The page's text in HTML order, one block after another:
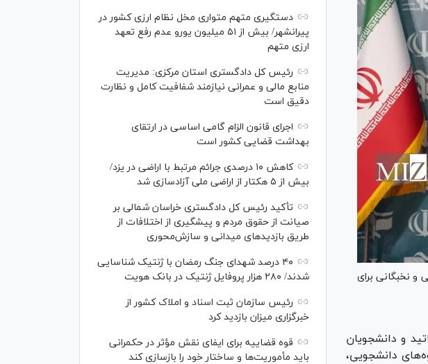
و نخبگانی برای
و دانشجویان
دانشجویی،
دستگیری متهم متواری مخل نظام ارزی کشور در
پیرانشهر/ بیش از ۵۱ میلیون یورو عدم رفع تعهد
ارزی متهم
رئیس کل دادگستری استان مرکزی: مدیریت
منابع مالی و عمرانی نیازمند شفافیت کامل و نظارت
دقیق است
اجرای قانون الزام گامی اساسی در ارتقای
بهداشت قضایی کشور است
کاهش ۱۰ درصدی جرائم مرتبط با اراضی در یزد/
بیش از ۵ هکتار از اراضی ملی آزادسازی شد
تأکید رئیس کل دادگستری خراسان شمالی بر
صیانت از حقوق مردم و پیشگیری از اختلافات از
طریق بازدید‌های میدانی و سازش‌محوری
۴۰ درصد شهدای جنگ رمضان با ژنتیک شناسایی
شدند/ ۲۸۰ هزار پروفایل ژنتیک در بانک هویت
رئیس سازمان ثبت اسناد و املاک کشور از
خبرگزاری میزان بازدید کرد
قوه قضاییه برای ایفای نقش مؤثر در حکمرانی
باید مأموریت‌ها و ساختار خود را بازسازی کند